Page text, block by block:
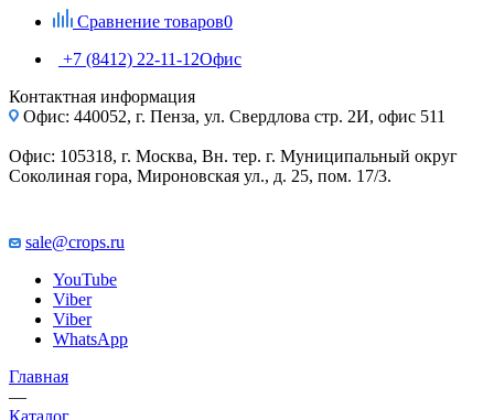
Сравнение товаров0
+7 (8412) 22-11-12Офис
Контактная информация
Офис: 440052, г. Пенза, ул. Свердлова стр. 2И, офис 511
Офис: 105318, г. Москва, Вн. тер. г. Муниципальный округ
Соколиная гора, Мироновская ул., д. 25, пом. 17/3.
sale@crops.ru
YouTube
Viber
Viber
WhatsApp
Главная
—